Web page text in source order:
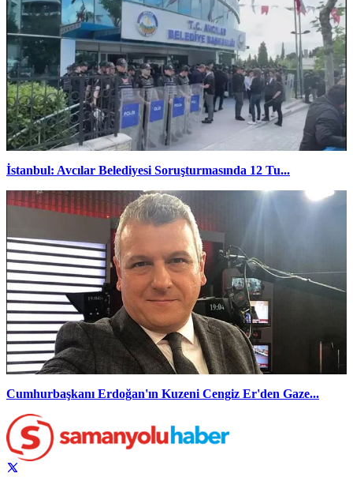
İstanbul: Avcılar Belediyesi Soruşturmasında 12 Tu...
Cumhurbaşkanı Erdoğan'ın Kuzeni Cengiz Er'den Gaze...